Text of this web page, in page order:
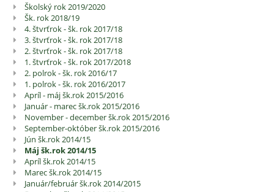
Školská
kronika
Školský rok 2019/2020
Šk. rok 2018/19
4. štvrťrok - šk. rok 2017/18
3. štvrťrok - šk. rok 2017/18
2. štvrťrok - šk. rok 2017/18
1. štvrťrok - šk. rok 2017/2018
2. polrok - šk. rok 2016/17
1. polrok - šk. rok 2016/2017
Apríl - máj šk.rok 2015/2016
Január - marec šk.rok 2015/2016
November - december šk.rok 2015/2016
September-október šk.rok 2015/2016
Jún šk.rok 2014/15
Máj šk.rok 2014/15
Apríl šk.rok 2014/15
Marec šk.rok 2014/15
Január/február šk.rok 2014/2015